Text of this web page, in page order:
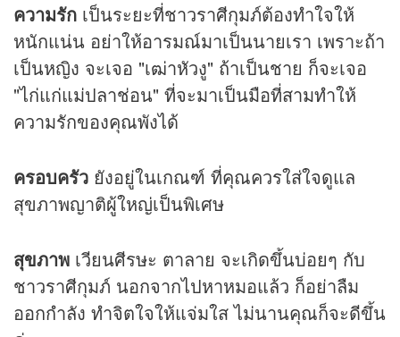
ความรัก เป็นระยะที่ชาวราศีกุมภ์ต้องทำใจให้
หนักแน่น อย่าให้อารมณ์มาเป็นนายเรา เพราะถ้า
เป็นหญิง จะเจอ "เฒ่าหัวงู" ถ้าเป็นชาย ก็จะเจอ
"ไก่แก่แม่ปลาช่อน" ที่จะมาเป็นมือที่สามทำให้
ความรักของคุณพังได้
ครอบครัว ยังอยู่ในเกณฑ์ ที่คุณควรใส่ใจดูแล
สุขภาพญาติผู้ใหญ่เป็นพิเศษ
สุขภาพ เวียนศีรษะ ตาลาย จะเกิดขึ้นบ่อยๆ กับ
ชาวราศีกุมภ์ นอกจากไปหาหมอแล้ว ก็อย่าลืม
ออกกำลัง ทำจิตใจให้แจ่มใส ไม่นานคุณก็จะดีขึ้น